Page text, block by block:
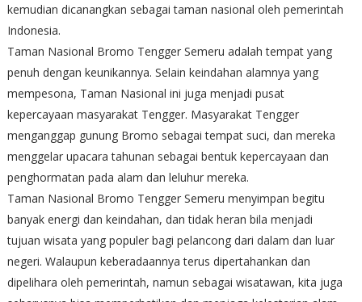
kemudian dicanangkan sebagai taman nasional oleh pemerintah
Indonesia.
Taman Nasional Bromo Tengger Semeru adalah tempat yang
penuh dengan keunikannya. Selain keindahan alamnya yang
mempesona, Taman Nasional ini juga menjadi pusat
kepercayaan masyarakat Tengger. Masyarakat Tengger
menganggap gunung Bromo sebagai tempat suci, dan mereka
menggelar upacara tahunan sebagai bentuk kepercayaan dan
penghormatan pada alam dan leluhur mereka.
Taman Nasional Bromo Tengger Semeru menyimpan begitu
banyak energi dan keindahan, dan tidak heran bila menjadi
tujuan wisata yang populer bagi pelancong dari dalam dan luar
negeri. Walaupun keberadaannya terus dipertahankan dan
dipelihara oleh pemerintah, namun sebagai wisatawan, kita juga